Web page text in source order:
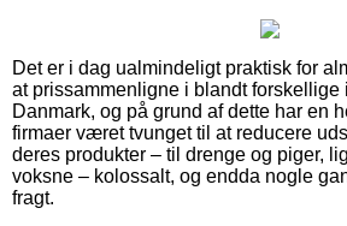
Det er i dag ualmindeligt praktisk for
at prissammenligne i blandt forskellige
Danmark, og på grund af dette har en
firmaer været tvunget til at reducere
deres produkter – til drenge og piger,
voksne – kolossalt, og endda nogle
fragt.